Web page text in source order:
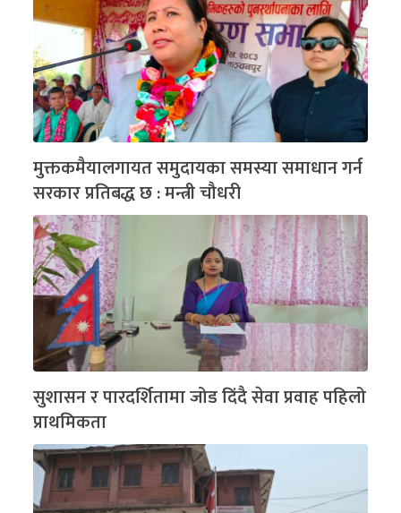
मुक्तकमैयालगायत समुदायका समस्या समाधान गर्न
सरकार प्रतिबद्ध छ : मन्त्री चौधरी
सुशासन र पारदर्शितामा जोड दिंदै सेवा प्रवाह पहिलो
प्राथमिकता